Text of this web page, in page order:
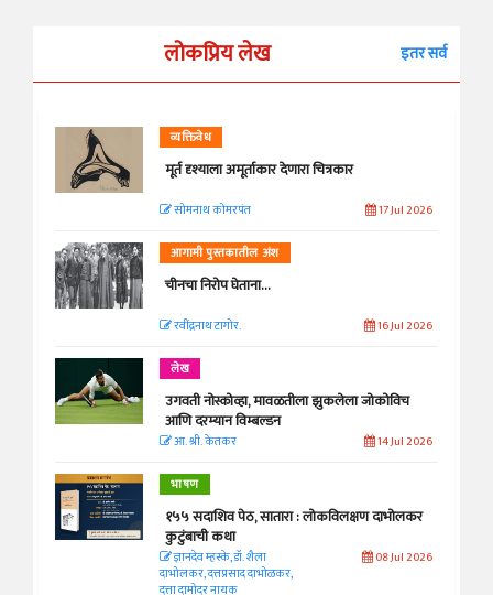
लोकप्रिय लेख इतर सर्व
व्यक्तिवेध
मूर्त दृश्याला अमूर्ताकार देणारा चित्रकार
सोमनाथ कोमरपंत 17 Jul 2026
आगामी पुस्तकातील अंश
चीनचा निरोप घेताना...
रवींद्रनाथ टागोर. 16 Jul 2026
लेख
उगवती नोस्कोव्हा, मावळतीला झुकलेला जोकोविच
आणि दरम्यान विम्बल्डन
आ. श्री. केतकर 14 Jul 2026
भाषण
१५५ सदाशिव पेठ, सातारा : लोकविलक्षण दाभोलकर
कुटुंबाची कथा
ज्ञानदेव म्हस्के, डॉ. शैला
दाभोलकर, दत्तप्रसाद दाभोळकर,
दत्ता दामोदर नायक
08 Jul 2026